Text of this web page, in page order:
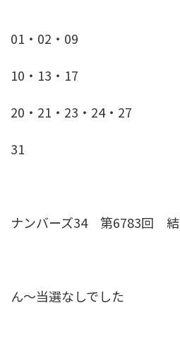
01・02・09
10・13・17
20・21・23・24・27
31
ナンバーズ34 第6783回 結
ん〜当選なしでした